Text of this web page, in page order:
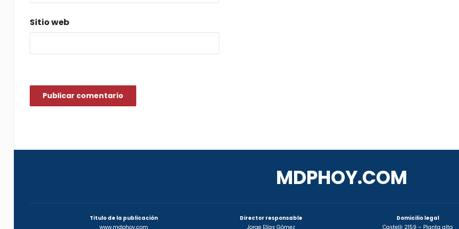
Sitio web
MDPHOY.COM
Titulo de la publicación
www.mdphoy.com
Director responsable
Jorge Elías Gómez
Domicilio legal
Castelli 2159 – Planta alta